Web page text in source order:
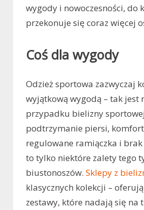
wygody i nowoczesności, do
przekonuje się coraz więcej
Coś dla wygody
Odzież sportowa zazwyczaj
wyjątkową wygodą – tak jest
przypadku bielizny
podtrzymanie piersi,
regulowane ramiączka i
to tylko niektóre zalety tego
biustonoszów. Sklepy z
klasycznych kolekcji –
zestawy, które nadają się na